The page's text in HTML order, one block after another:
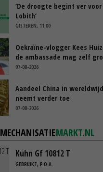
‘De droogte begint ver
Lobith’
GISTEREN, 11:00
Oekraïne-vlogger Kees
de ambassade mag zelf
07-08-2026
Aandeel China in
neemt verder toe
07-08-2026
MECHANISATIEMARKT.NL
Kuhn Gf 10812 T
GEBRUIKT, P.O.A.